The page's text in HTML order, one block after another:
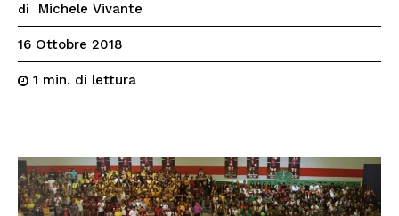
di Michele Vivante
16 Ottobre 2018
1 min. di lettura